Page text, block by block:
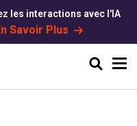
Chercher
les interactions avec l'IA
Savoir Plus